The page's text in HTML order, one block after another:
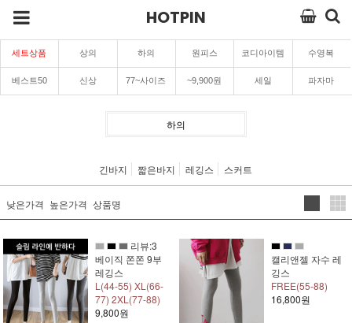
HOTPIN
세트상품 상의 하의 원피스 코디아이템 수영복
베스트50 신상 77~사이즈 ~9,900원 세일 파자마
하의
긴바지 짧은바지 레깅스 스커트
낮은가격 높은가격 상품명
리뷰:3
베이직 쫀쫀 9부
레깅스
L(44-55) XL(66-
77) 2XL(77-88)
9,800원
캘리앤젤 자수 레
깅스
FREE(55-88)
16,800원